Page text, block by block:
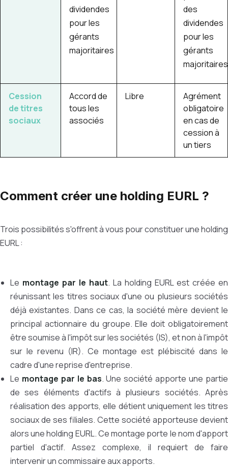
dividendes
pour les
gérants
majoritaires
des
dividendes
pour les
gérants
majoritaires
Cession
de titres
sociaux
Accord de
tous les
associés
Libre
Agrément
obligatoire
en cas de
cession à
un tiers
Comment créer une holding EURL ?
Trois possibilités s'offrent à vous pour constituer une holding
EURL :
Le montage par le haut. La holding EURL est créée en
réunissant les titres sociaux d'une ou plusieurs sociétés
déjà existantes. Dans ce cas, la société mère devient le
principal actionnaire du groupe. Elle doit obligatoirement
être soumise à l'impôt sur les sociétés (IS), et non à l'impôt
sur le revenu (IR). Ce montage est plébiscité dans le
cadre d'une reprise d'entreprise.
Le montage par le bas. Une société apporte une partie
de ses éléments d'actifs à plusieurs sociétés. Après
réalisation des apports, elle détient uniquement les titres
sociaux de ses filiales. Cette société apporteuse devient
alors une holding EURL. Ce montage porte le nom d'apport
partiel d'actif. Assez complexe, il requiert de faire
intervenir un commissaire aux apports.